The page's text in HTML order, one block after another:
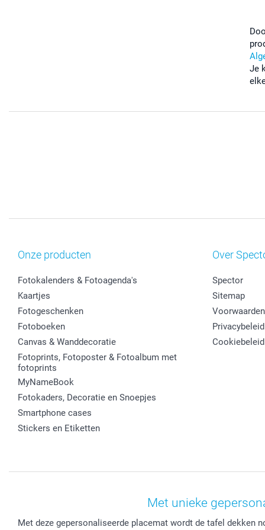
Je
Onze producten
Fotokalenders & Fotoagenda's
Kaartjes
Fotogeschenken
Fotoboeken
Canvas & Wanddecoratie
Fotoprints, Fotoposter & Fotoalbum met
fotoprints
MyNameBook
Fotokaders, Decoratie en Snoepjes
Smartphone cases
Stickers en Etiketten
Over
Spector
Sitemap
Voorwaarden
Privacybeleid
Cookiebeleid
Met unieke
Met deze gepersonaliseerde placemat wordt de tafel dekken